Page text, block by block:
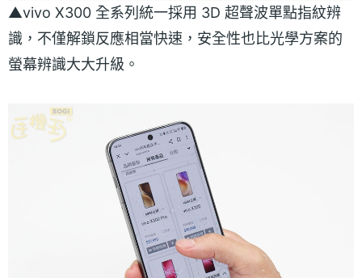
▲vivo X300 全系列統一採用 3D 超聲波單點指紋辨
識，不僅解鎖反應相當快速，安全性也比光學方案的
螢幕辨識大大升級。